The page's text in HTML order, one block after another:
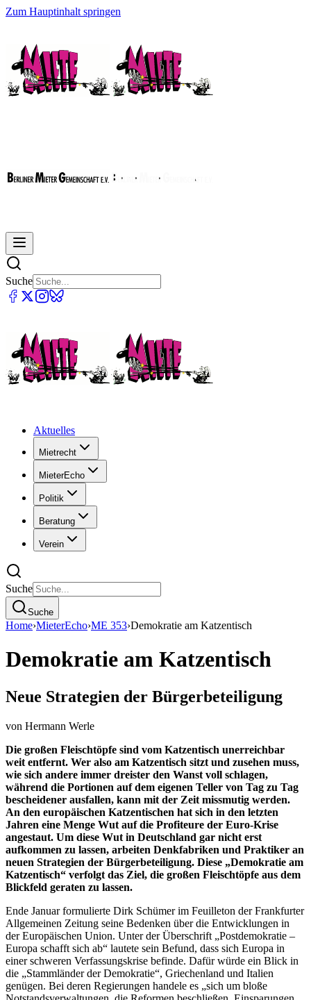
Zum Hauptinhalt springen
Suche
Aktuelles
Mietrecht
MieterEcho
Politik
Beratung
Verein
Suche
Suche
Home›MieterEcho›ME 353›Demokratie am Katzentisch
Demokratie am Katzentisch
Neue Strategien der Bürgerbeteiligung
von Hermann Werle
Die großen Fleischtöpfe sind vom Katzentisch unerreichbar
weit entfernt. Wer also am Katzentisch sitzt und zusehen muss,
wie sich andere immer dreister den Wanst voll schlagen,
während die Portionen auf dem eigenen Teller von Tag zu Tag
bescheidener ausfallen, kann mit der Zeit missmutig werden.
An den europäischen Katzentischen hat sich in den letzten
Jahren eine Menge Wut auf die Profiteure der Euro-Krise
angestaut. Um diese Wut in Deutschland gar nicht erst
aufkommen zu lassen, arbeiten Denkfabriken und Praktiker an
neuen Strategien der Bürgerbeteiligung. Diese „Demokratie am
Katzentisch“ verfolgt das Ziel, die großen Fleischtöpfe aus dem
Blickfeld geraten zu lassen.
Ende Januar formulierte Dirk Schümer im Feuilleton der Frankfurter
Allgemeinen Zeitung seine Bedenken über die Entwicklungen in
der Europäischen Union. Unter der Überschrift „Postdemokratie –
Europa schafft sich ab“ lautete sein Befund, dass sich Europa in
einer schweren Verfassungskrise befinde. Dafür würde ein Blick in
die „Stammländer der Demokratie“, Griechenland und Italien
genügen. Bei deren Regierungen handele es „sich um bloße